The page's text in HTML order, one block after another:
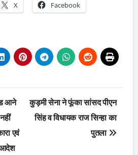
X Facebook
आने
एवं
आदेश
कुड़मी सेना ने फूंका सांसद पीएन
सिंह व विधायक राज सिन्हा का
पुतला